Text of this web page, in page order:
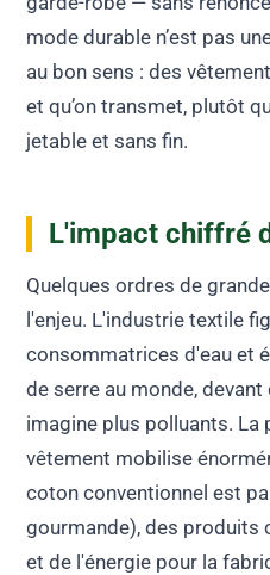
mode durable n’est pas
au bon sens : des
et qu’on transmet, plutôt
jetable et sans fin.
L'impact chiffré
Quelques ordres de
l'enjeu. L'industrie textile
consommatrices d'eau et
de serre au monde,
imagine plus polluants. La
vêtement mobilise
coton conventionnel est
gourmande), des produits
et de l'énergie pour la